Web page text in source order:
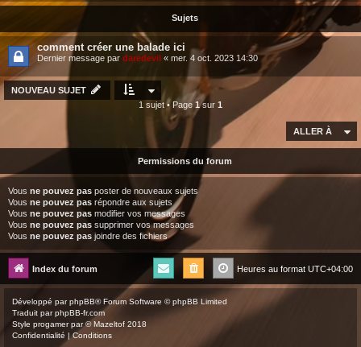
Sujets
comment créer une balade ici
Dernier message par daredevil « mer. 4 oct. 2023 14:30
NOUVEAU SUJET
1 sujet • Page 1sur 1
ALLER À
Permissions du forum
Vous ne pouvez pas poster de nouveaux sujets
Vous ne pouvez pas répondre aux sujets
Vous ne pouvez pas modifier vos messages
Vous ne pouvez pas supprimer vos messages
Vous ne pouvez pas joindre des fichiers
Index du forum Heures au format UTC+04:00
Développé parphpBB® Forum Software © phpBB Limited
Traduit parphpBB-fr.com
Style progamerpar ©Mazeltof 2018
Confidentialité |Conditions